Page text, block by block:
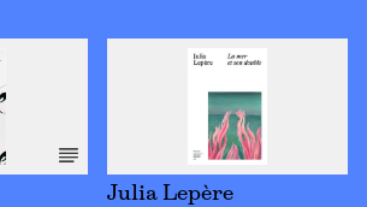
Julia Lepère